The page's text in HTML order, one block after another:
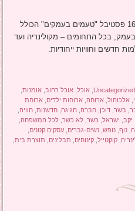
ב2 לפברואר 2020, מושק זו הפעם ה16 פסטיבל "טעמים בעמקים" הכולל
בכל התחומים – מקולינריה ועד
חדשים וחוויות ייחודיות.
Uncategorized
,אוכל ,אוכל רחוב ,אומנות
,אלכוהול ,ארוחה ,ארוחות ילדים ,ארוחת
בשר ,דוכן ,חברה ,חגיגה ,חדשנות ,חוויה
יקב ישראל כשר ,לא כשר ,לכל המשפחה
,נוף ,נופש ,נשים-גברים ,עסקים קטנים
,קוקטייל ,קינוחים תבלינים תוצרת בית